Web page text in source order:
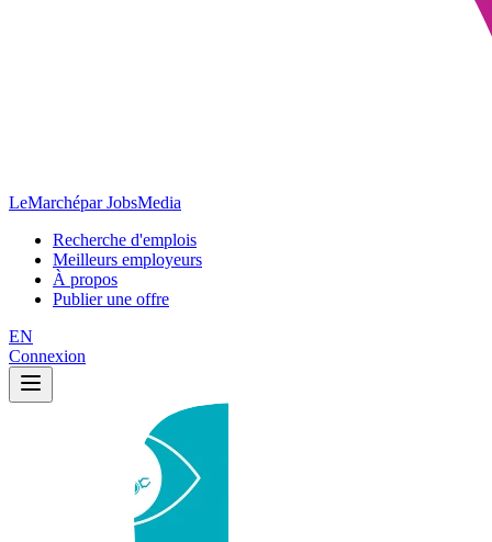
LeMarchépar JobsMedia
Recherche d'emplois
Meilleurs employeurs
À propos
Publier une offre
EN
Connexion